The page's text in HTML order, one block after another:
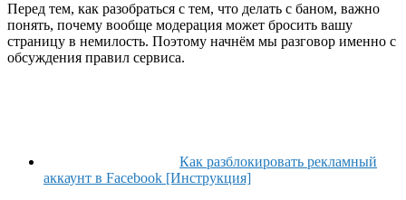
Перед тем, как разобраться с тем, что делать с баном, важно
понять, почему вообще модерация может бросить вашу
страницу в немилость. Поэтому начнём мы разговор именно с
обсуждения правил сервиса.
Как разблокировать рекламный
аккаунт в Facebook [Инструкция]